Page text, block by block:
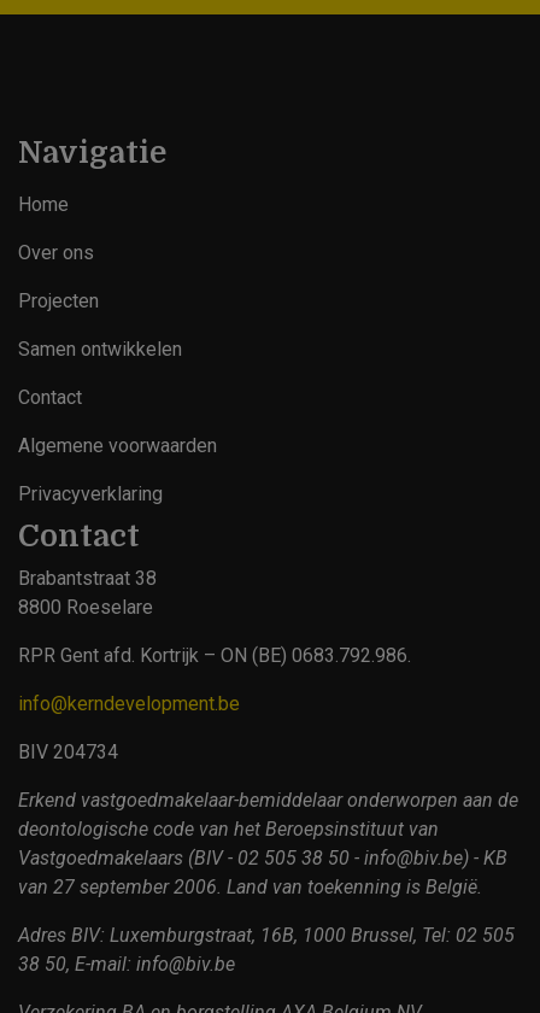
Navigatie
Home
Over ons
Projecten
Samen ontwikkelen
Contact
Footer
Algemene voorwaarden
Privacyverklaring
Contact
Brabantstraat 38
8800 Roeselare
RPR Gent afd. Kortrijk – ON (BE) 0683.792.986.
info@kerndevelopment.be
BIV 204734
Erkend vastgoedmakelaar-bemiddelaar onderworpen aan de
deontologische code van het Beroepsinstituut van
Vastgoedmakelaars (BIV - 02 505 38 50 - info@biv.be) - KB
van 27 september 2006. Land van toekenning is België.
Adres BIV: Luxemburgstraat, 16B, 1000 Brussel, Tel: 02 505
38 50, E-mail: info@biv.be